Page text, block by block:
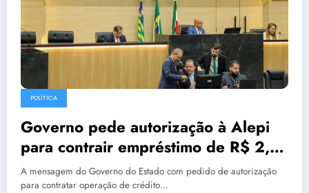
POLÍTICA
Governo pede autorização à Alepi
para contrair empréstimo de R$ 2,5
bilhões
A mensagem do Governo do Estado com pedido de autorização
para contratar operação de crédito…